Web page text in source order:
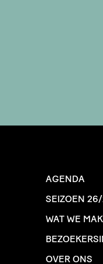
AGENDA
SEIZOEN
WAT WE
OVER ONS